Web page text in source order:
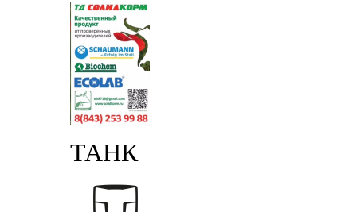
ТАНК